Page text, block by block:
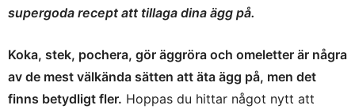
supergoda recept att tillaga dina ägg på.
Koka, stek, pochera, gör äggröra och omeletter är några
av de mest välkända sätten att äta ägg på, men det
finns betydligt fler. Hoppas du hittar något nytt att